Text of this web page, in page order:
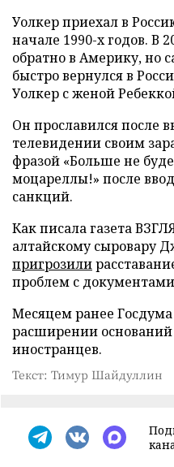
Уолкер приехал в
начале 1990-х годов. В
обратно в Америку, но
быстро вернулся в
Уолкер с женой
Он прославился после
телевидении своим
фразой «Больше не
моцареллы!» после
санкций.
Как писала газета
алтайскому сыровару
пригрозили
проблем с
Месяцем ранее Госдума
расширении
иностранцев.
Текст: Тимур Шайдуллин